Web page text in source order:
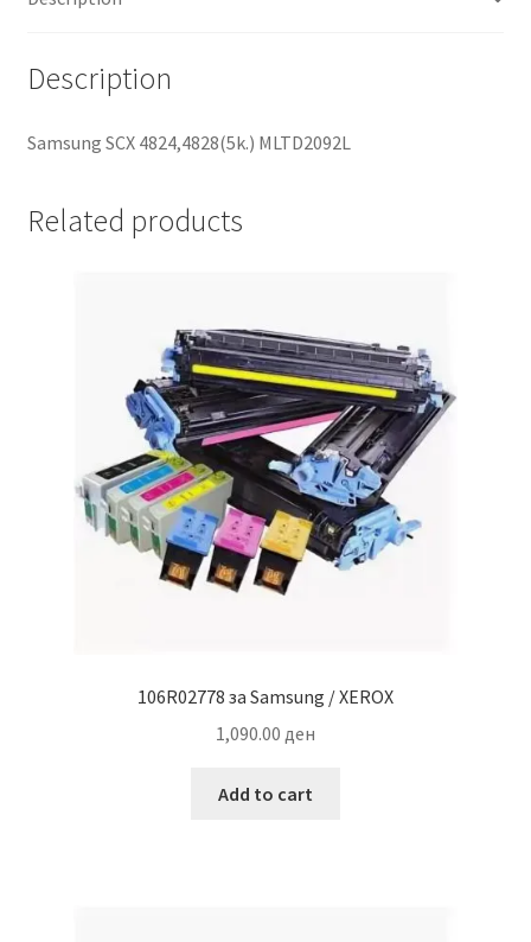
Description
Samsung SCX 4824,4828(5k.) MLTD2092L
Related products
106R02778 за Samsung / XEROX
1,090.00 ден
Add to cart